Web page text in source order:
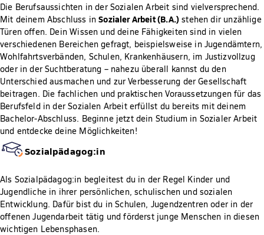
Die Berufsaussichten in der Sozialen Arbeit sind vielversprechend.
Mit deinem Abschluss inSozialer Arbeit (B.A.) stehen dir unzählige
Türen offen. Dein Wissen und deine Fähigkeiten sind in vielen
verschiedenen Bereichen gefragt, beispielsweise in Jugendämtern,
Wohlfahrtsverbänden, Schulen, Krankenhäusern, im Justizvollzug
oder in der Suchtberatung – nahezu überall kannst du den
Unterschied ausmachen und zur Verbesserung der Gesellschaft
beitragen. Die fachlichen und praktischen Voraussetzungen für das
Berufsfeld in der Sozialen Arbeit erfüllst du bereits mit deinem
Bachelor-Abschluss. Beginne jetzt dein Studium in Sozialer Arbeit
und entdecke deine Möglichkeiten!
Sozialpädagog:in
Als Sozialpädagog:in begleitest du in der Regel Kinder und
Jugendliche in ihrer persönlichen, schulischen und sozialen
Entwicklung. Dafür bist du in Schulen, Jugendzentren oder in der
offenen Jugendarbeit tätig und förderst junge Menschen in diesen
wichtigen Lebensphasen.